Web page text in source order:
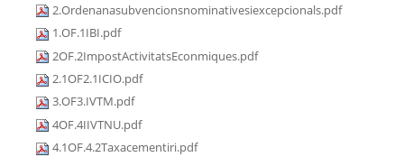
2.Ordenanasubvencionsnominativesiexcepcionals.pdf
1.OF.1IBI.pdf
2OF.2ImpostActivitatsEconmiques.pdf
2.1OF2.1ICIO.pdf
3.OF3.IVTM.pdf
4OF.4IIVTNU.pdf
4.1OF.4.2Taxacementiri.pdf